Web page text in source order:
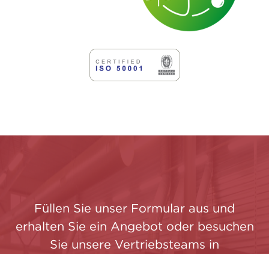
Füllen Sie unser Formular aus und
erhalten Sie ein Angebot oder besuchen
Sie unsere Vertriebsteams in